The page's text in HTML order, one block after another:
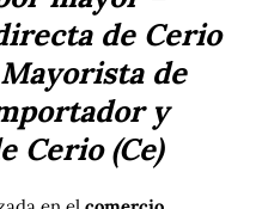
de Cerio
de
y
Cerio (Ce)